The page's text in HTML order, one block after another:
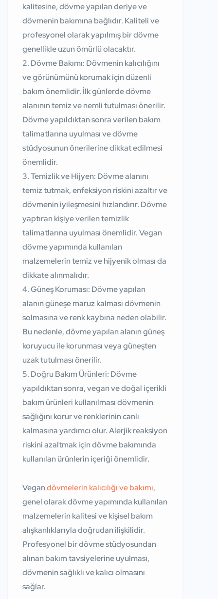
kalitesine, dövme yapılan deriye ve
dövmenin bakımına bağlıdır. Kaliteli ve
profesyonel olarak yapılmış bir dövme
genellikle uzun ömürlü olacaktır.
Dövme Bakımı: Dövmenin kalıcılığını
ve görünümünü korumak için düzenli
bakım önemlidir. İlk günlerde dövme
alanının temiz ve nemli tutulması önerilir.
Dövme yapıldıktan sonra verilen bakım
talimatlarına uyulması ve dövme
stüdyosunun önerilerine dikkat edilmesi
önemlidir.
Temizlik ve Hijyen: Dövme alanını
temiz tutmak, enfeksiyon riskini azaltır ve
dövmenin iyileşmesini hızlandırır. Dövme
yaptıran kişiye verilen temizlik
talimatlarına uyulması önemlidir. Vegan
dövme yapımında kullanılan
malzemelerin temiz ve hijyenik olması da
dikkate alınmalıdır.
Güneş Koruması: Dövme yapılan
alanın güneşe maruz kalması dövmenin
solmasına ve renk kaybına neden olabilir.
Bu nedenle, dövme yapılan alanın güneş
koruyucu ile korunması veya güneşten
uzak tutulması önerilir.
Doğru Bakım Ürünleri: Dövme
yapıldıktan sonra, vegan ve doğal içerikli
bakım ürünleri kullanılması dövmenin
sağlığını korur ve renklerinin canlı
kalmasına yardımcı olur. Alerjik reaksiyon
riskini azaltmak için dövme bakımında
kullanılan ürünlerin içeriği önemlidir.
Vegandövmelerin kalıcılığı ve bakımı,
genel olarak dövme yapımında kullanılan
malzemelerin kalitesi ve kişisel bakım
alışkanlıklarıyla doğrudan ilişkilidir.
Profesyonel bir dövme stüdyosundan
alınan bakım tavsiyelerine uyulması,
dövmenin sağlıklı ve kalıcı olmasını
sağlar.